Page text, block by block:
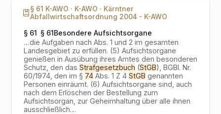
§ 61 K-AWO · K-AWO · Kärntner
Abfallwirtschaftsordnung 2004 - K-AWO
§ 61 § 61Besondere Aufsichtsorgane
…die Aufgaben nach Abs. 1 und 2 im gesamten
Landesgebiet zu erfüllen. (5) Aufsichtsorgane
genießen in Ausübung ihres Amtes den besonderen
Schutz, den das Strafgesetzbuch (StGB), BGBl. Nr.
60/1974, den im § 74 Abs. 1 Z 4 StGB genannten
Personen einräumt. (6) Aufsichtsorgane sind, auch
nach dem Erlöschen der Bestellung zum
Aufsichtsorgan, zur Geheimhaltung über alle ihnen
ausschließlich…